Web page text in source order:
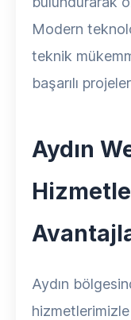
Modern
teknik
başarılı
Aydın
Aydın